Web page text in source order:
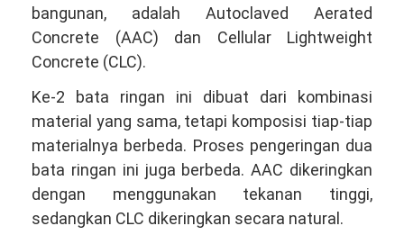
bangunan, adalah Autoclaved Aerated
Concrete (AAC) dan Cellular Lightweight
Concrete (CLC).
Ke-2 bata ringan ini dibuat dari kombinasi
material yang sama, tetapi komposisi tiap-tiap
materialnya berbeda. Proses pengeringan dua
bata ringan ini juga berbeda. AAC dikeringkan
dengan menggunakan tekanan tinggi,
sedangkan CLC dikeringkan secara natural.